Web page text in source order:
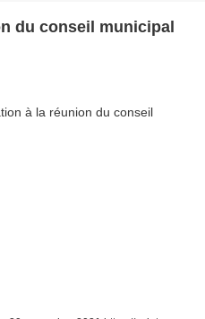
du conseil municipal